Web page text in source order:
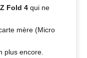
Fold 4 qui ne
mère (Micro
plus encore.